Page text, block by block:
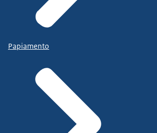
Papiamento